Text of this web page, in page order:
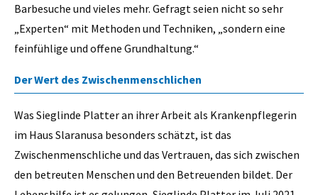
Barbesuche und vieles mehr. Gefragt seien nicht so sehr
„Experten“ mit Methoden und Techniken, „sondern eine
feinfühlige und offene Grundhaltung.“
Der Wert des Zwischenmenschlichen
Was Sieglinde Platter an ihrer Arbeit als Krankenpflegerin
im Haus Slaranusa besonders schätzt, ist das
Zwischenmenschliche und das Vertrauen, das sich zwischen
den betreuten Menschen und den Betreuenden bildet. Der